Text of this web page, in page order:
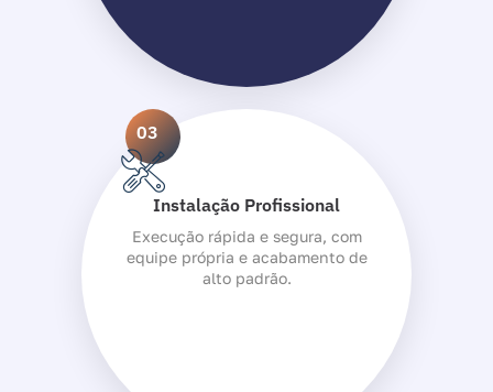
03
Instalação Profissional
Execução rápida e segura, com
equipe própria e acabamento de
alto padrão.